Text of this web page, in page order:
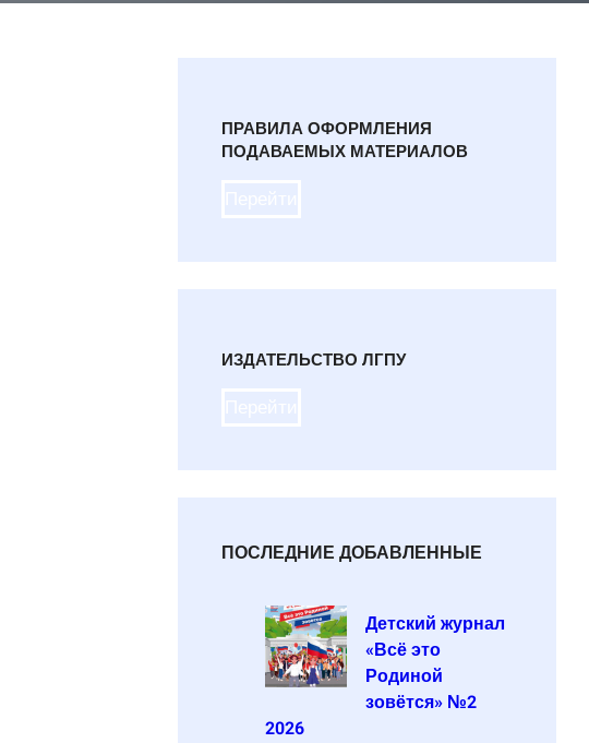
ПРАВИЛА ОФОРМЛЕНИЯ
ПОДАВАЕМЫХ МАТЕРИАЛОВ
ИЗДАТЕЛЬСТВО ЛГПУ
ПОСЛЕДНИЕ ДОБАВЛЕННЫЕ
Детский журнал
«Всё это
Родиной
зовётся» №2
2026